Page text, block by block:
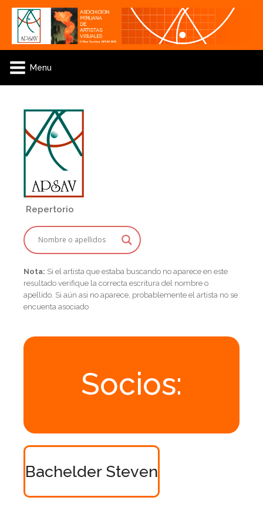
Menu
Repertorio
Nota: Si el artista que estaba buscando no aparece en este
resultado verifique la correcta escritura del nombre o
apellido. Si aún asi no aparece, probablemente el artista no se
encuenta asociado
Socios:
Bachelder Steven